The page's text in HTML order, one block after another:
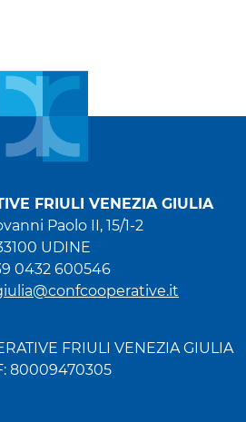
FRIULI VENEZIA GIULIA
Paolo II, 15/1-2
UDINE
0432 600546
FRIULI VENEZIA GIULIA
80009470305